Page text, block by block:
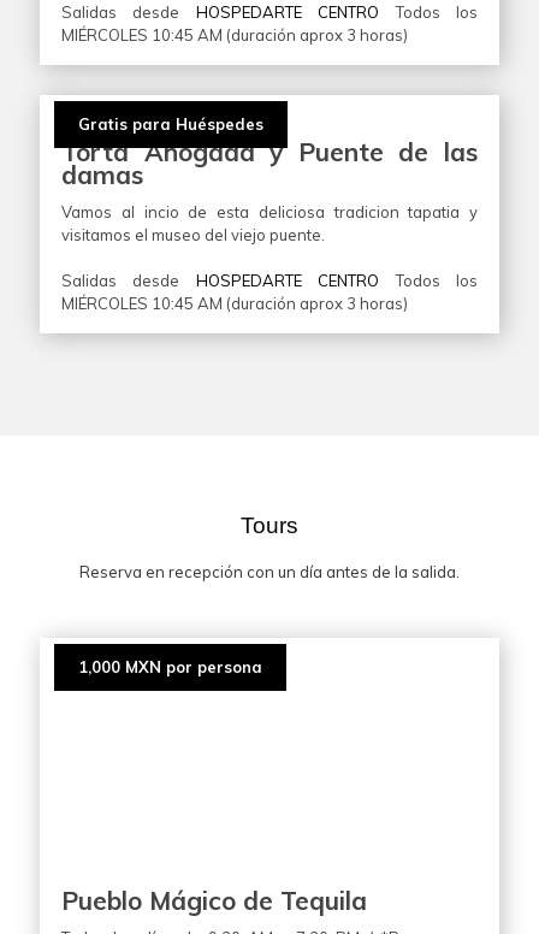
Salidas desde HOSPEDARTE CENTRO Todos los
MIÉRCOLES 10:45 AM (duración aprox 3 horas)
Torta Ahogada y Puente de las
damas
Vamos al incio de esta deliciosa tradicion tapatia y
visitamos el museo del viejo puente.
Salidas desde HOSPEDARTE CENTRO Todos los
MIÉRCOLES 10:45 AM (duración aprox 3 horas)
Gratis para Huéspedes
Tours
Reserva en recepción con un día antes de la salida.
Pueblo Mágico de Tequila
1,000 MXN por persona